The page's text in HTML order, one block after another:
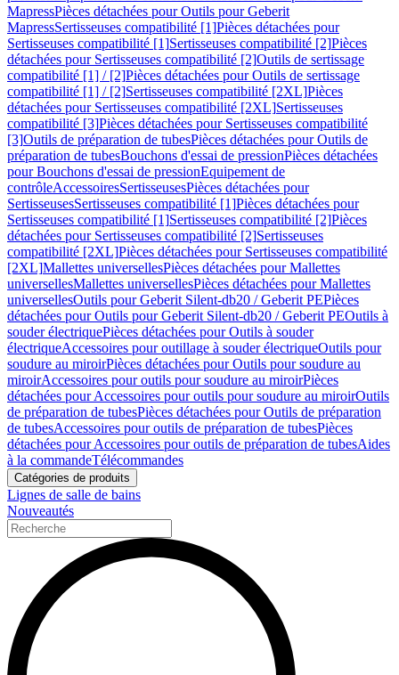
MapressPièces détachées pour Outils pour Geberit
MapressSertisseuses compatibilité [1]Pièces détachées pour
Sertisseuses compatibilité [1]Sertisseuses compatibilité [2]Pièces
détachées pour Sertisseuses compatibilité [2]Outils de sertissage
compatibilité [1] / [2]Pièces détachées pour Outils de sertissage
compatibilité [1] / [2]Sertisseuses compatibilité [2XL]Pièces
détachées pour Sertisseuses compatibilité [2XL]Sertisseuses
compatibilité [3]Pièces détachées pour Sertisseuses compatibilité
[3]Outils de préparation de tubesPièces détachées pour Outils de
préparation de tubesBouchons d'essai de pressionPièces détachées
pour Bouchons d'essai de pressionEquipement de
contrôleAccessoiresSertisseusesPièces détachées pour
SertisseusesSertisseuses compatibilité [1]Pièces détachées pour
Sertisseuses compatibilité [1]Sertisseuses compatibilité [2]Pièces
détachées pour Sertisseuses compatibilité [2]Sertisseuses
compatibilité [2XL]Pièces détachées pour Sertisseuses compatibilité
[2XL]Mallettes universellesPièces détachées pour Mallettes
universellesMallettes universellesPièces détachées pour Mallettes
universellesOutils pour Geberit Silent-db20 / Geberit PEPièces
détachées pour Outils pour Geberit Silent-db20 / Geberit PEOutils à
souder électriquePièces détachées pour Outils à souder
électriqueAccessoires pour outillage à souder électriqueOutils pour
soudure au miroirPièces détachées pour Outils pour soudure au
miroirAccessoires pour outils pour soudure au miroirPièces
détachées pour Accessoires pour outils pour soudure au miroirOutils
de préparation de tubesPièces détachées pour Outils de préparation
de tubesAccessoires pour outils de préparation de tubesPièces
détachées pour Accessoires pour outils de préparation de tubesAides
à la commandeTélécommandes
Catégories de produits
Lignes de salle de bains
Nouveautés